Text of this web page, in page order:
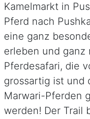
Kamelmarkt in
Pferd nach
eine ganz
erleben und ganz
Pferdesafari, die
grossartig ist und
Marwari-Pferden
werden! Der Trail